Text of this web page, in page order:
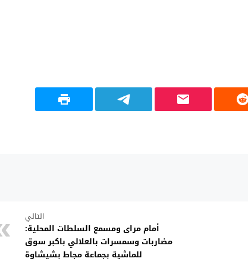
التالي
أمام مراى ومسمع السلطات المحلية:
مضاربات وسمسرات بالعلالي باكبر سوق
للماشية بجماعة مجاط بشيشاوة